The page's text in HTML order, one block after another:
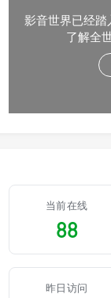
影音世界已经踏
了解全
当前在线
88
昨日访问